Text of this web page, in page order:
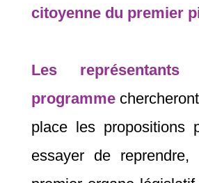
citoyenne du premier
Les
programme
place les propositions
essayer de